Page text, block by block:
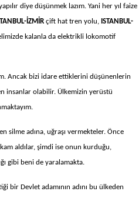
diye düşünmek lazım. Yani her yıl faize
İZMİR çift hat tren yolu, ISTANBUL-
kalanla da elektrikli lokomotif
Ancak bizi idare ettiklerini düşünenlerin
insanlar olabilir. Ülkemizin yerüstü
silme adına, uğraşı vermekteler. Önce
aldılar, şimdi ise onun kurduğu,
gibi beni de yaralamakta.
bir Devlet adamının adını bu ülkeden